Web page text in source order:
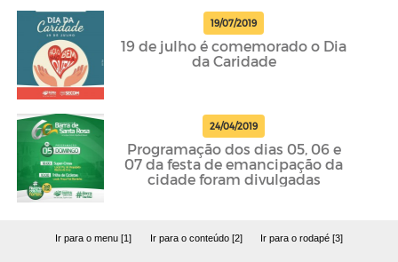
19/07/2019
19 de julho é comemorado o Dia
da Caridade
24/04/2019
Programação dos dias 05, 06 e
07 da festa de emancipação da
cidade foram divulgadas
Ir para o menu [1] Ir para o conteúdo [2] Ir para o rodapé [3]